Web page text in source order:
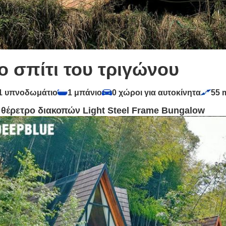
σπίτι του τριγώνου
υπνοδωμάτιο 1 μπάνιο 0 χώροι για αυτοκίνητα 55
διακοπών Light Steel Frame Bungalow